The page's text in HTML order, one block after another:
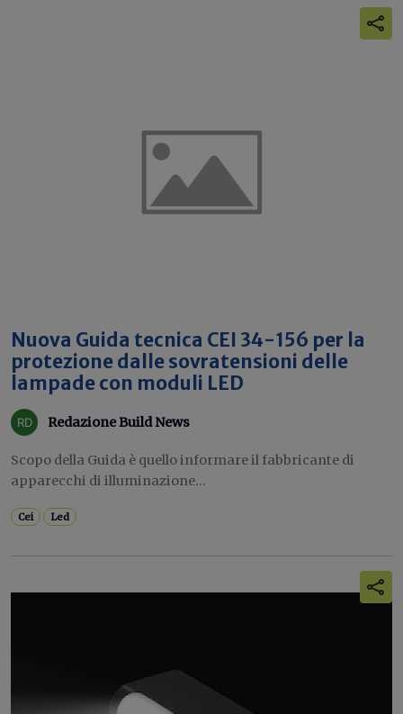
Nuova Guida tecnica CEI 34-156 per la
protezione dalle sovratensioni delle
lampade con moduli LED
Redazione Build News
Scopo della Guida è quello informare il fabbricante di
apparecchi di illuminazione...
Cei Led